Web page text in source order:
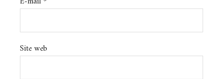
Site web